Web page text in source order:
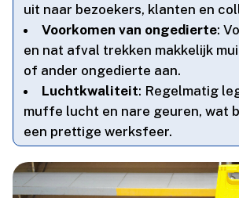
uit naar bezoekers, klanten en
Voorkomen van ongedierte:
en nat afval trekken makkelijk
of ander ongedierte aan.​
Luchtkwaliteit: Regelmatig
muffe lucht en nare geuren, wat
een prettige werksfeer.​